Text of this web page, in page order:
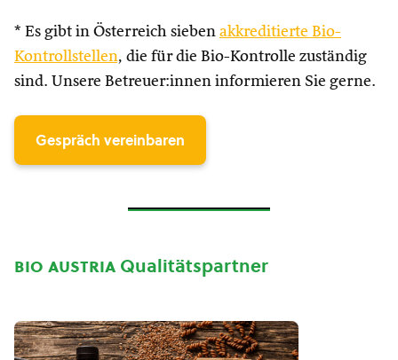
* Es gibt in Österreich sieben akkreditierte Bio-
Kontrollstellen, die für die Bio-Kontrolle zuständig
sind. Unsere Betreuer:innen informieren Sie gerne.
Gespräch vereinbaren
bio austria Qualitätspartner